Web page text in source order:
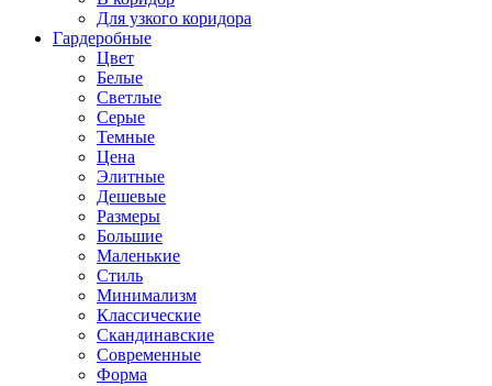
Для узкого коридора
Гардеробные
Цвет
Белые
Светлые
Серые
Темные
Цена
Элитные
Дешевые
Размеры
Большие
Маленькие
Стиль
Минимализм
Классические
Скандинавские
Современные
Форма